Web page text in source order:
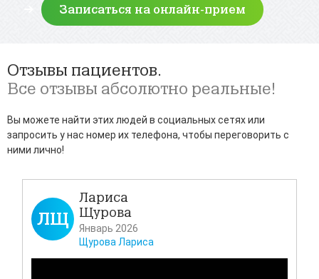
Отзывы пациентов.
Все отзывы абсолютно реальные!
Вы можете найти этих людей в социальных сетях или
запросить у нас номер их телефона, чтобы переговорить с
ними лично!
ЛЩ
Лариса
Щурова
Январь 2026
Щурова Лариса